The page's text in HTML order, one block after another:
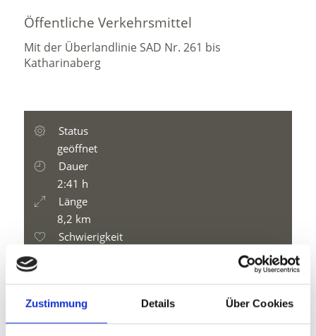
Zustimmung Details Über Cookies
Öffentliche Verkehrsmittel
Mit der Überlandlinie SAD Nr. 261 bis
Katharinaberg
Status
geöffnet
Dauer
2:41 h
Länge
8,2 km
Schwierigkeit
Höhenmeter bergab
514 hm